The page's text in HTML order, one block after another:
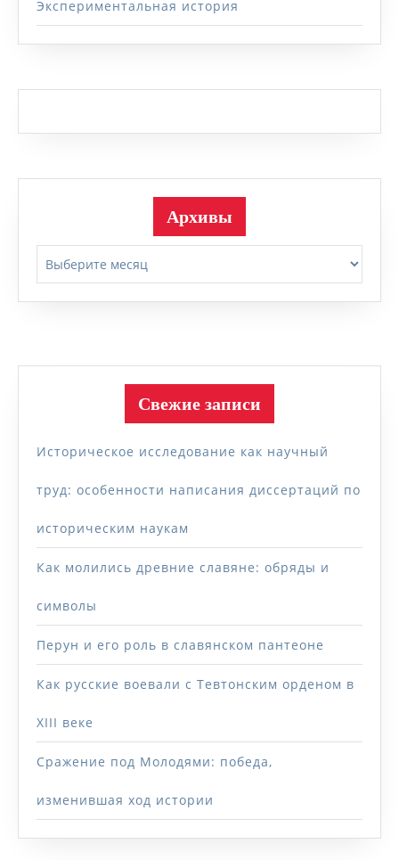
Экспериментальная история
Архивы
Свежие записи
Историческое исследование как научный
труд: особенности написания диссертаций по
историческим наукам
Как молились древние славяне: обряды и
символы
Перун и его роль в славянском пантеоне
Как русские воевали с Тевтонским орденом в
XIII веке
Сражение под Молодями: победа,
изменившая ход истории